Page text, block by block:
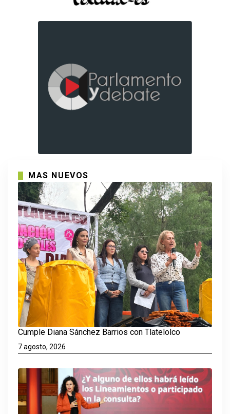
MAS NUEVOS
Cumple Diana Sánchez Barrios con Tlatelolco
7 agosto, 2026